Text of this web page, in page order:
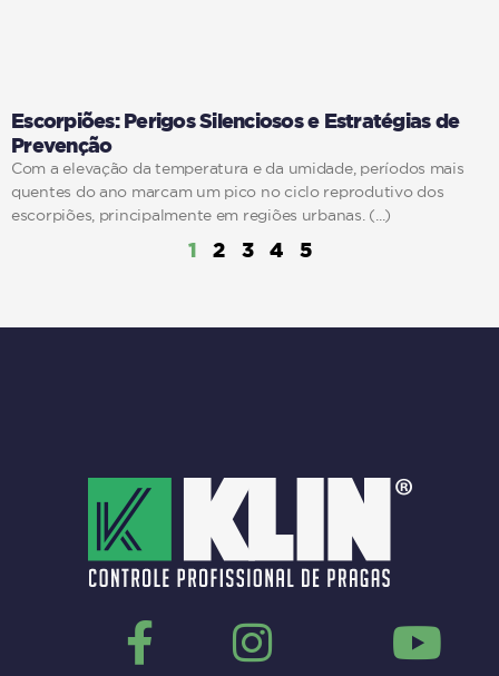
Escorpiões: Perigos Silenciosos e Estratégias de
Prevenção
Com a elevação da temperatura e da umidade, períodos mais
quentes do ano marcam um pico no ciclo reprodutivo dos
escorpiões, principalmente em regiões urbanas.
1 2 3 4 5